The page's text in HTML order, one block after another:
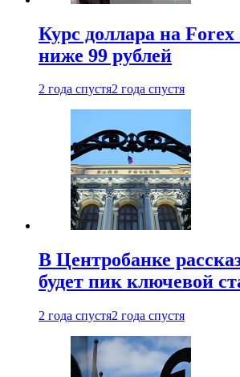
Курс доллара на Forex
ниже 99 рублей
2 года спустя2 года спустя
В Центробанке
будет пик ключевой
2 года спустя2 года спустя